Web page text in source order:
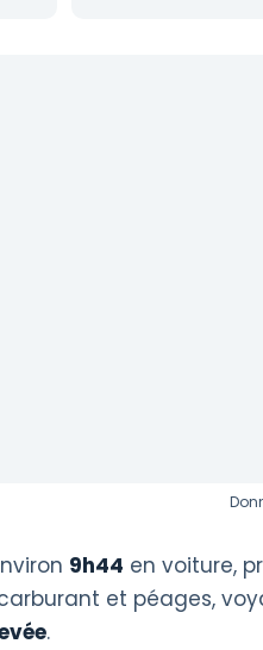
9h44 en voiture,
et péages,
.